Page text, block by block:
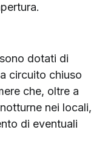
dotati di
circuito chiuso
che, oltre a
nei locali,
di eventuali